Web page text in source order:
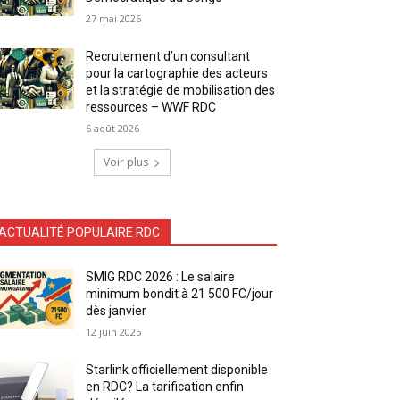
27 mai 2026
Recrutement d’un consultant
pour la cartographie des acteurs
et la stratégie de mobilisation des
ressources – WWF RDC
6 août 2026
Voir plus
POPULAIRE RDC
SMIG RDC 2026 : Le salaire
minimum bondit à 21 500 FC/jour
dès janvier
12 juin 2025
Starlink officiellement disponible
en RDC? La tarification enfin